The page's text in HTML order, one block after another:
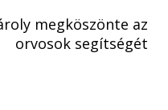
megköszönte az
orvosok segítségét